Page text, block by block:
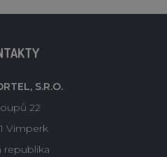
S.R.O.
22
Vimperk
republika